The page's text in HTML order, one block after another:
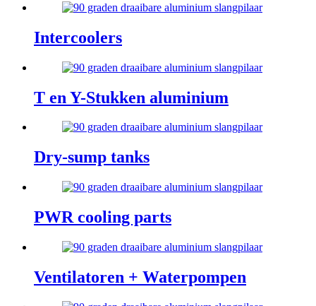
Intercoolers
T en Y-Stukken aluminium
Dry-sump tanks
PWR cooling parts
Ventilatoren + Waterpompen